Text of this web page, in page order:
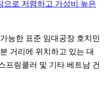
으로 저렴하고 가성비 높은
능한 표준 임대공장 호치민
거리에 위치하고 있는 대
프링쿨러 및 기타 베트남 건